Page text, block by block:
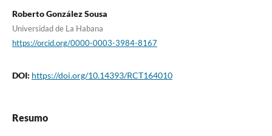
Roberto González Sousa
Universidad de La Habana
https://orcid.org/0000-0003-3984-8167
DOI: https://doi.org/10.14393/RCT164010
Resumo